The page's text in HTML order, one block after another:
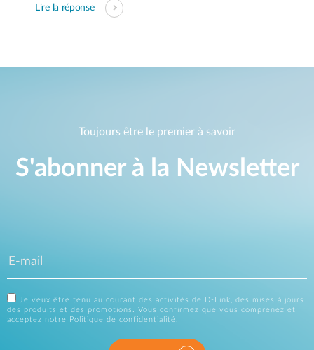
Lire la réponse
Toujours être le premier à savoir
S'abonner à la Newsletter
Je veux être tenu au courant des activités de D-Link, des mises à jours
des produits et des promotions. Vous confirmez que vous comprenez et
acceptez notre
Politique de confidentialité.